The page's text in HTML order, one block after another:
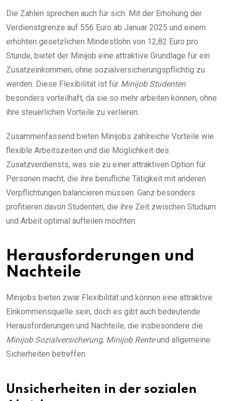
Die Zahlen sprechen auch für sich: Mit der Erhöhung der
Verdienstgrenze auf 556 Euro ab Januar 2025 und einem
erhöhten gesetzlichen Mindestlohn von 12,82 Euro pro
Stunde, bietet der Minijob eine attraktive Grundlage für ein
Zusatzeinkommen, ohne sozialversicherungspflichtig zu
werden. Diese Flexibilität ist für Minijob Studenten
besonders vorteilhaft, da sie so mehr arbeiten können, ohne
ihre steuerlichen Vorteile zu verlieren.
Zusammenfassend bieten Minijobs zahlreiche Vorteile wie
flexible Arbeitszeiten und die Möglichkeit des
Zusatzverdiensts, was sie zu einer attraktiven Option für
Personen macht, die ihre berufliche Tätigkeit mit anderen
Verpflichtungen balancieren müssen. Ganz besonders
profitieren davon Studenten, die ihre Zeit zwischen Studium
und Arbeit optimal aufteilen möchten.
Herausforderungen und
Nachteile
Minijobs bieten zwar Flexibilität und können eine attraktive
Einkommensquelle sein, doch es gibt auch bedeutende
Herausforderungen und Nachteile, die insbesondere die
Minijob Sozialversicherung, Minijob Renteund allgemeine
Sicherheiten betreffen.
Unsicherheiten in der sozialen